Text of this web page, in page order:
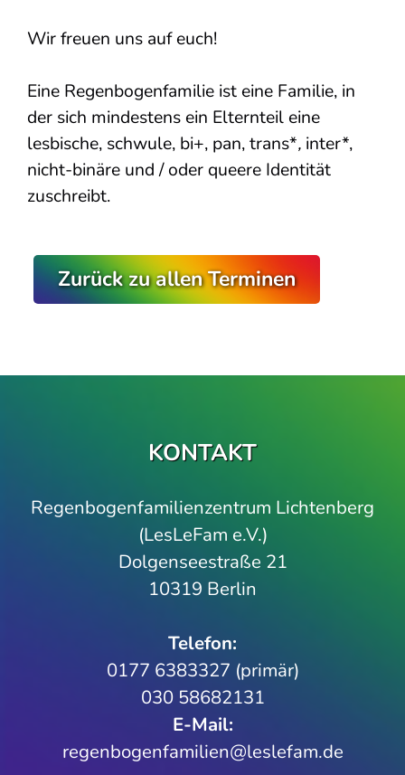
Wir freuen uns auf euch!
Eine Regenbogenfamilie ist eine Familie, in
der sich mindestens ein Elternteil eine
lesbische, schwule, bi+, pan, trans*, inter*,
nicht-binäre und / oder queere Identität
zuschreibt.
Zurück zu allen Terminen
KONTAKT
Regenbogenfamilienzentrum Lichtenberg
(LesLeFam e.V.)
Dolgenseestraße 21
10319 Berlin
Telefon­:
0177 6383327 (primär)
030 58682131
E-Mail:
regenbogenfamilien@leslefam.de